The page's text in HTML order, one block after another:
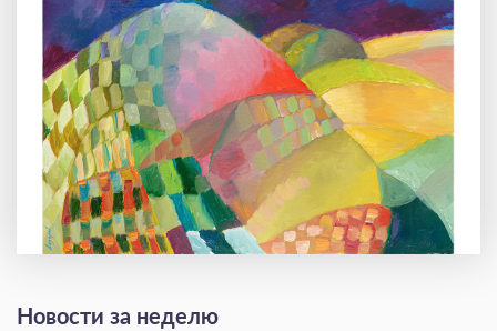
Новости за неделю